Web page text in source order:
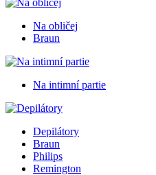
Na obličej
Braun
Na intimní partie
Depilátory
Braun
Philips
Remington